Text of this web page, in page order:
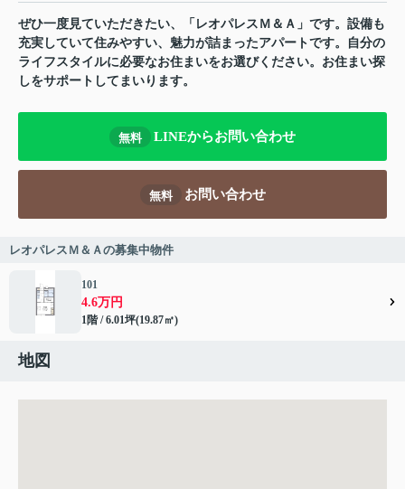
ぜひ一度見ていただきたい、「レオパレスＭ＆Ａ」です。設備も
充実していて住みやすい、魅力が詰まったアパートです。自分の
ライフスタイルに必要なお住まいをお選びください。お住まい探
しをサポートしてまいります。
無料 LINEからお問い合わせ
無料 お問い合わせ
レオパレスＭ＆Ａの募集中物件
101
4.6万円
1階 / 6.01坪(19.87㎡)
地図